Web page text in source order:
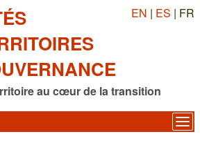
au cœur de la transition
EN | ES | FR